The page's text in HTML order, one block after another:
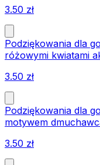
3.50 zł
Podziękowania dla
różowymi kwiatami
3.50 zł
Podziękowania dla
motywem
3.50 zł